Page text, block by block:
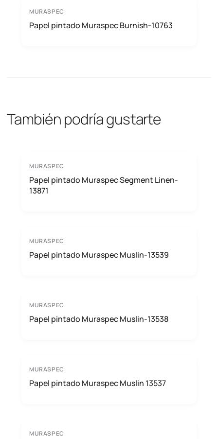
MURASPEC
Papel pintado Muraspec Burnish-10763
También podría gustarte
MURASPEC
Papel pintado Muraspec Segment Linen-
13871
MURASPEC
Papel pintado Muraspec Muslin-13539
MURASPEC
Papel pintado Muraspec Muslin-13538
MURASPEC
Papel pintado Muraspec Muslin 13537
MURASPEC